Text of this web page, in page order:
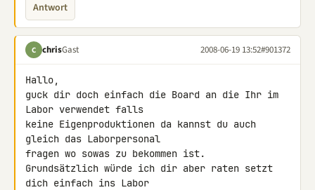
Antwort
C chrisGast 2008-06-19 13:52#901372
Hallo,
guck dir doch einfach die Board an die Ihr im
Labor verwendet falls
keine Eigenproduktionen da kannst du auch
gleich das Laborpersonal
fragen wo sowas zu bekommen ist.
Grundsätzlich würde ich dir aber raten setzt
dich einfach ins Labor